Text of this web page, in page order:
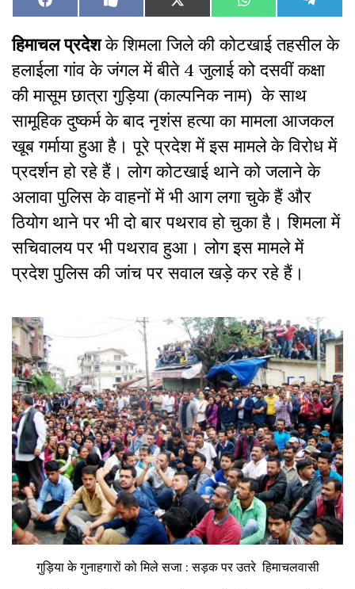
Share
on
Facebook Share
on
Like
on
Facebook
Share
on
X
(Twitter)
Share
on
WhatsAppShare
on
हिमाचल प्रदेशके शिमला जिले की कोटखाई तहसील के
हलाईला गांव के जंगल में बीते 4 जुलाई को दसवीं कक्षा
की मासूम छात्रा गुड़िया (काल्पनिक नाम) के साथ
सामूहिक दुष्कर्म के बाद नृशंस हत्या का मामला आजकल
खूब गर्माया हुआ है। पूरे प्रदेश में इस मामले के विरोध में
प्रदर्शन हो रहे हैं। लोग कोटखाई थाने को जलाने के
अलावा पुलिस के वाहनों में भी आग लगा चुके हैं और
ठियोग थाने पर भी दो बार पथराव हो चुका है। शिमला में
सचिवालय पर भी पथराव हुआ। लोग इस मामले में
प्रदेश पुलिस की जांच पर सवाल खड़े कर रहे हैं।
गुड़िया के गुनाहगारों को मिले सजा : सड़क पर उतरे हिमाचलवासी